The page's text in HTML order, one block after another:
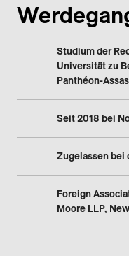
Studium der
Universität zu
Panthéon-Assas
Seit 2018 bei
Zugelassen bei
Foreign
Moore LLP,